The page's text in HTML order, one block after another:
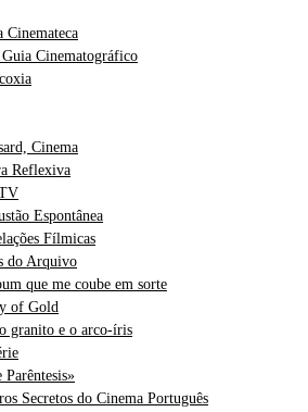
Cinemateca
Cinematográfico
Cinema
Reflexiva
Espontânea
Fílmicas
do Arquivo
que me coube em sorte
of Gold
granito e o arco-íris
Parêntesis»
Secretos do Cinema Português